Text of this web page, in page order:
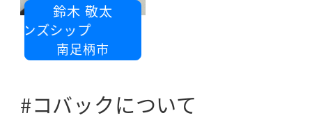
鈴木 敬太
ンズシップ
南足柄市
#コバックについて